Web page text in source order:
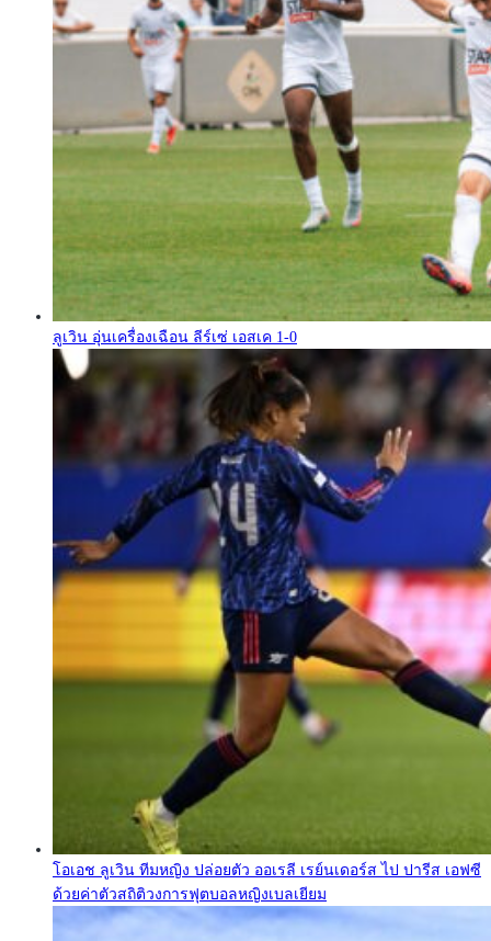
ลูเวิน อุ่นเครื่องเฉือน ลีร์เซ่ เอสเค 1-0
โอเอช ลูเวิน ทีมหญิง ปล่อยตัว ออเรลี เรย์นเดอร์ส ไป ปารีส เอฟซี
ด้วยค่าตัวสถิติวงการฟุตบอลหญิงเบลเยียม